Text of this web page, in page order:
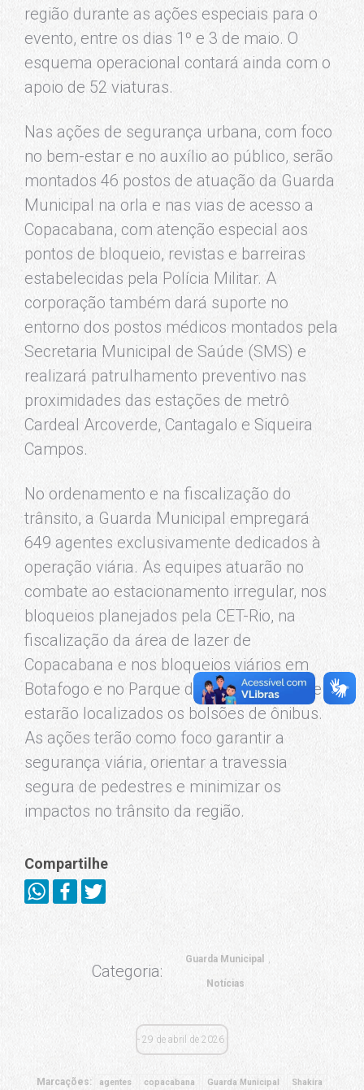
região durante as ações especiais para o
evento, entre os dias 1º e 3 de maio. O
esquema operacional contará ainda com o
apoio de 52 viaturas.
Nas ações de segurança urbana, com foco
no bem-estar e no auxílio ao público, serão
montados 46 postos de atuação da Guarda
Municipal na orla e nas vias de acesso a
Copacabana, com atenção especial aos
pontos de bloqueio, revistas e barreiras
estabelecidas pela Polícia Militar. A
corporação também dará suporte no
entorno dos postos médicos montados pela
Secretaria Municipal de Saúde (SMS) e
realizará patrulhamento preventivo nas
proximidades das estações de metrô
Cardeal Arcoverde, Cantagalo e Siqueira
Campos.
No ordenamento e na fiscalização do
trânsito, a Guarda Municipal empregará
649 agentes exclusivamente dedicados à
operação viária. As equipes atuarão no
combate ao estacionamento irregular, nos
bloqueios planejados pela CET-Rio, na
fiscalização da área de lazer de
Copacabana e nos bloqueios viários em
Botafogo e no Parque do Flamengo, onde
estarão localizados os bolsões de ônibus.
As ações terão como foco garantir a
segurança viária, orientar a travessia
segura de pedestres e minimizar os
impactos no trânsito da região.
Compartilhe
Categoria:
Guarda Municipal
Notícias
29 de abril de 2026
Marcações: agentes copacabana Guarda Municipal
Shakira